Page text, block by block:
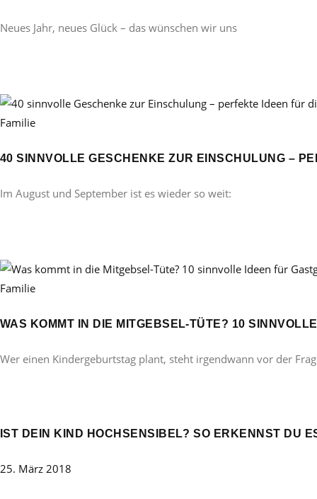
Neues Jahr, neues Glück – das wünschen wir uns
Familie
40 SINNVOLLE GESCHENKE ZUR EINSCHULUNG –
Im August und September ist es wieder so weit:
Familie
WAS KOMMT IN DIE MITGEBSEL-TÜTE? 10
Wer einen Kindergeburtstag plant, steht irgendwann vor der
IST DEIN KIND HOCHSENSIBEL? SO ERKENNST DU
25. März 2018